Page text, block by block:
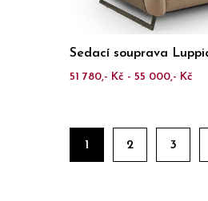
Sedací souprava
51 780,- Kč - 55 000,- Kč
1 2 3